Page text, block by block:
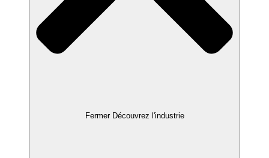
Fermer Découvrez l'industrie